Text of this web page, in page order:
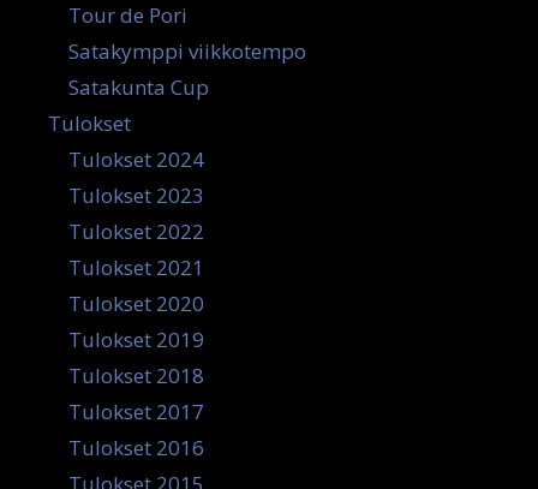
Tour de Pori
Satakymppi viikkotempo
Satakunta Cup
Tulokset
Tulokset 2024
Tulokset 2023
Tulokset 2022
Tulokset 2021
Tulokset 2020
Tulokset 2019
Tulokset 2018
Tulokset 2017
Tulokset 2016